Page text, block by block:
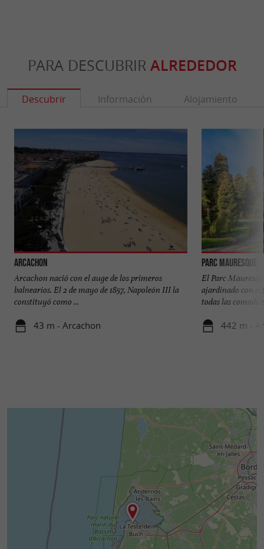
PARA DESCUBRIR ALREDEDOR
Descubrir Información Alojamiento
Arcachon
Arcachon nació con el auge de los primeros
balnearios. El 2 de mayo de 1857, Napoleón III la
constituyó como ...
43 m - Arcachon
Parc Mauresque
El Parc
ajardinado con
todas las
442 m -